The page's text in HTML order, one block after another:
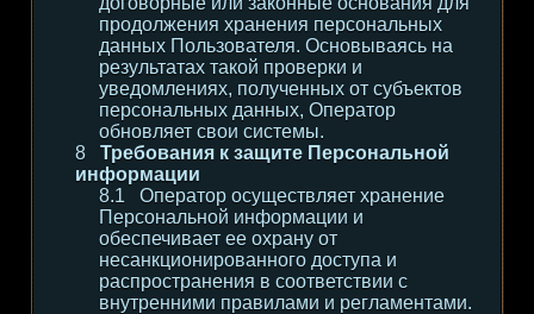
продолжения хранения персональных
данных Пользователя. Основываясь на
результатах такой проверки и
уведомлениях, полученных от субъектов
персональных данных, Оператор
обновляет свои системы.
Требования к защите Персональной
информации
Оператор осуществляет хранение
Персональной информации и
обеспечивает ее охрану от
несанкционированного доступа и
распространения в соответствии с
внутренними правилами и регламентами.